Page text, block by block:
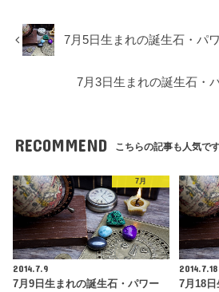
7月5日生まれの誕生石・パ
7月3日生まれの誕生石・
RECOMMEND こちらの記事も人気です
7月
2014.7.9
7月9日生まれの誕生石・パワー
2014.7.18
7月18